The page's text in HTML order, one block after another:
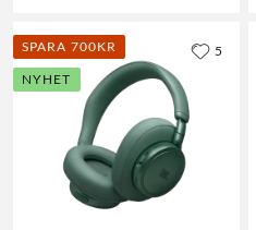
SPARA 700KR
NYHET
5